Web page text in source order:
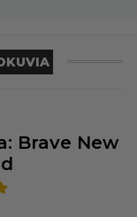
Brave New